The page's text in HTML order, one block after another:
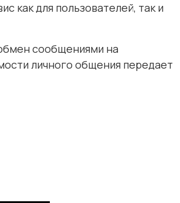
как для пользователей, так и
сообщениями на
личного общения передает